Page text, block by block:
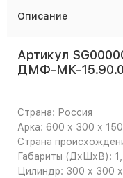
Описание
Артикул
ДМФ-МК-
Страна: Россия
Арка: 600 х 300 х
Страна
Габариты (ДхШхВ):
Цилиндр: 300 х 300